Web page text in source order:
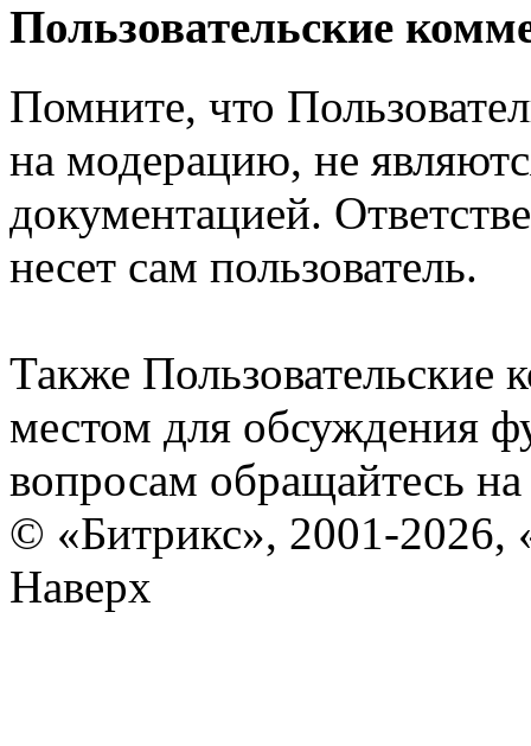
Пользовательские
Помните, что
на модерацию, не
документацией.
несет сам пользователь.
Также Пользовательские
местом для обсуждения
вопросам обращайтесь
© «Битрикс», 2001-2026,
Наверх